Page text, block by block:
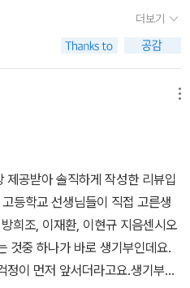
을 읽고어떻게 글을 써서 보고해
막막했던 책읽기가 만만해지게끔
결시켜 진로 결정에도도움을 주는
도서들문과형 머리여서 그런지
구미를 당기는 책들이 많았어요책
비는 없다그리고 지금 사진속에
로 가장 먼저 도서관 예약부터 했
전공에 도움이 되는지후속활동
서가 2~3쪽 분량으로 소개되어 있
한 시간도 줄여주고책이라는 도
연결지어 세상을 보는 안목을 키
그으면서 읽어보고 아이 수준에도
도 추천해봐야겠다.시간이 지나
지 늘 고민이 많다. 책은 수도 없이
기엔 아이의 시간이 너무도 부족
책을 고르는 것이 무엇보다 중요
권이면 책 추천 목록을 찾느라
중요한지 알았지만, 이렇게나 중
이렇게 분야마다 다양한 책들을
다. 제대로 된 길잡이가 없다면
인데, 이 책 덕분에 그런 시행착오
이 책을 읽고 나민애 교수님의 <
보았던 부분이 생각났다. 유명한
가 더욱 풍성해질 수 있도록 해줘
책들을 통해 참 많이 도움을 받고
이 직접 고른 책들이라더욱 와닿
을 생각하고 있는 학부모라면 그
성한 생기부 독서! 생기부 필독서
시간내에 이렇게 대입이 바뀌니 큰
학부모도 대입전형준비를 다시
학교별 전형은 안 나온터라 더 걱
와 학생부 정합 전형에서의 반영
부의 반영이 많이 높아지지않을까
수 없을 것 같은데요.물론 내신이
고 아이와 이야기는 나누었지만
야할지는 정말 쉽지않은듯합니
구성된 생기부 필독서 100교과
한 부분을 채워나가는 독서를 통
대학과 입학사정관이 원하는 생기
지는 분야를 찾아 독서와 연계해
더보기
공받아 솔직하게 작성한 리뷰입
등학교 선생님들이 직접 고른생
희조, 이재환, 이현규 지음센시오
것중 하나가 바로 생기부인데요.
이 먼저 앞서더라고요.생기부에